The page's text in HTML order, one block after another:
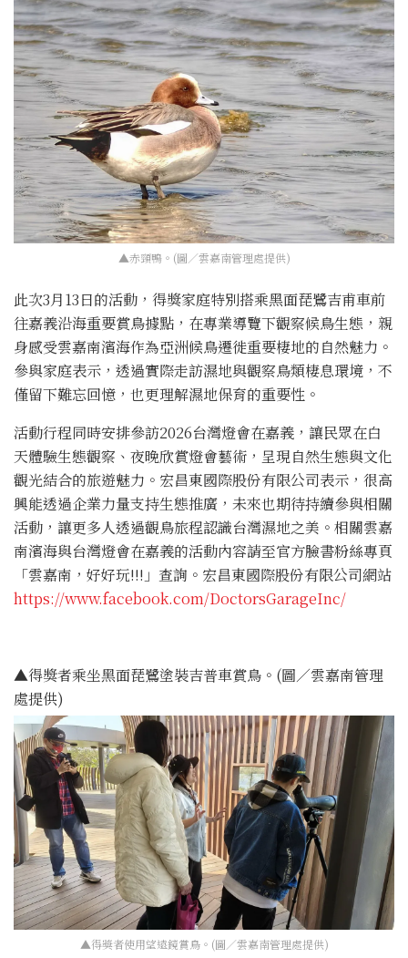
▲赤頸鴨。(圖／雲嘉南管理處提供)
此次3月13日的活動，得獎家庭特別搭乘黑面琵鷺吉甫車前
往嘉義沿海重要賞鳥據點，在專業導覽下觀察候鳥生態，親
身感受雲嘉南濱海作為亞洲候鳥遷徙重要棲地的自然魅力。
參與家庭表示，透過實際走訪濕地與觀察鳥類棲息環境，不
僅留下難忘回憶，也更理解濕地保育的重要性。
活動行程同時安排參訪2026台灣燈會在嘉義，讓民眾在白
天體驗生態觀察、夜晚欣賞燈會藝術，呈現自然生態與文化
觀光結合的旅遊魅力。宏昌東國際股份有限公司表示，很高
興能透過企業力量支持生態推廣，未來也期待持續參與相關
活動，讓更多人透過觀鳥旅程認識台灣濕地之美。相關雲嘉
南濱海與台灣燈會在嘉義的活動內容請至官方臉書粉絲專頁
「雲嘉南，好好玩!!!」查詢。宏昌東國際股份有限公司網站
https://www.facebook.com/DoctorsGarageInc/
▲得獎者乘坐黑面琵鷺塗裝吉普車賞鳥。(圖／雲嘉南管理
處提供)
▲得獎者使用望遠鏡賞鳥。(圖／雲嘉南管理處提供)